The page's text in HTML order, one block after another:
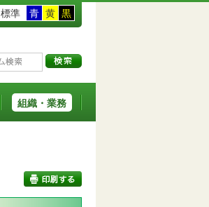
標準 青 黄 黒
組織・業務